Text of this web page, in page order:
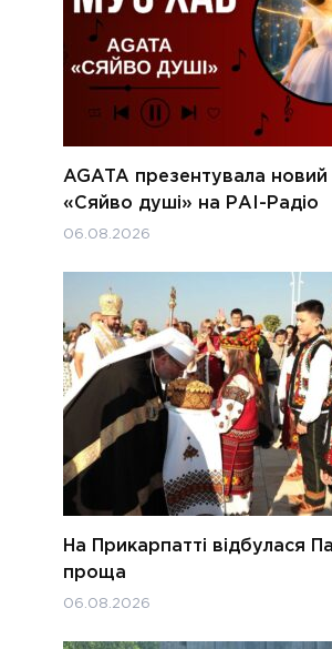
AGATA презентувала новий
«Сяйво душі» на РАІ-Радіо
06.08.2026
На Прикарпатті відбулася
проща
06.08.2026